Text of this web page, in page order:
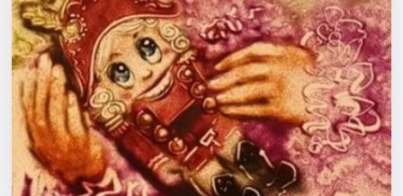
Артисты
Рейтинги